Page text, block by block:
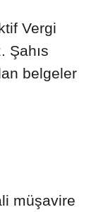
Vergi
Şahıs
belgeler
müşavire